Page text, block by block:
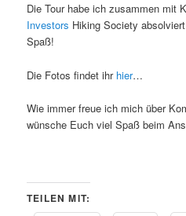
Die Tour habe ich zusammen mit
Investors Hiking Society
Spaß!
Die Fotos findet ihr hier…
Wie immer freue ich mich über
wünsche Euch viel Spaß beim
TEILEN MIT: